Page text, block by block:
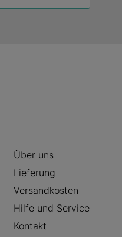
Über uns
Lieferung
Versandkosten
Hilfe und Service
Kontakt